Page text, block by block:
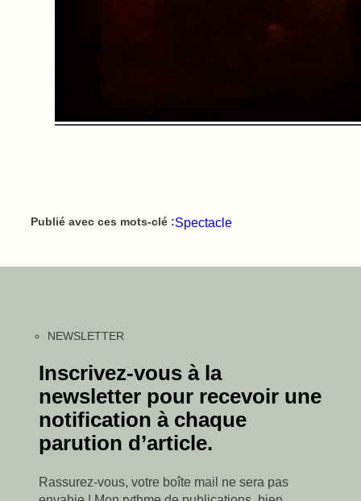
Publié avec ces mots-clé :Spectacle
NEWSLETTER
Inscrivez-vous à la
newsletter pour recevoir une
notification à chaque
parution d’article.
Rassurez-vous, votre boîte mail ne sera pas